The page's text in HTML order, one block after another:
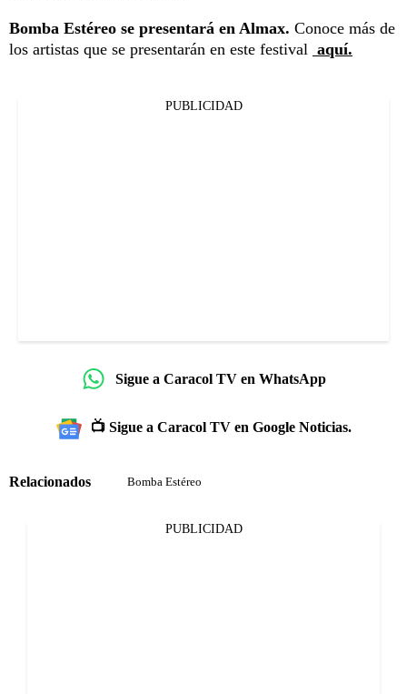
Bomba Estéreo se presentará en Almax. Conoce más de
los artistas que se presentarán en este festival aquí.
PUBLICIDAD
Sigue a Caracol TV en WhatsApp
📺 Sigue a Caracol TV en Google Noticias.
Relacionados Bomba Estéreo
PUBLICIDAD